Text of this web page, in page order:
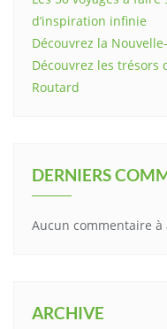
d’inspiration infinie
Découvrez la
Découvrez les trésors
Routard
DERNIERS
Aucun commentaire à
ARCHIVE